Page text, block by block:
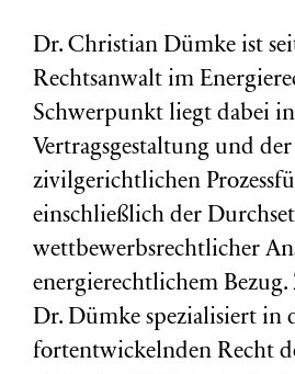
Dr. Christian Dümke ist
Rechtsanwalt im
Schwerpunkt liegt dabei
Vertragsgestaltung und der
zivilgerichtlichen
einschließlich der
wettbewerbsrechtlicher
energierechtlichem
Dr. Dümke spezialisiert in
fortentwickelnden Recht